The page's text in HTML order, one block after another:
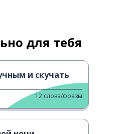
для тебя
и скучать
12 слова/фразы